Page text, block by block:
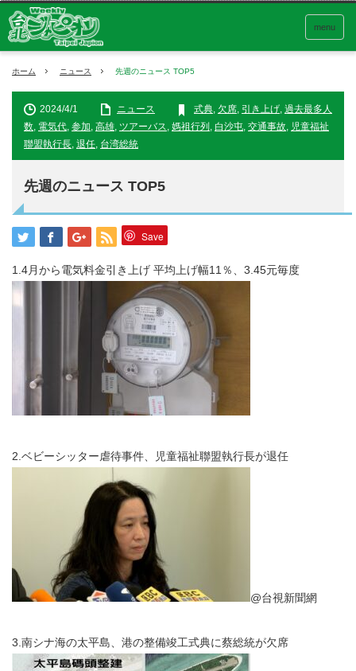
menu
ホーム ニュース 先週のニュース TOP5
2024/4/1 ニュース 式典, 欠席, 引き上げ, 過去最多人
数, 電気代, 参加, 高雄, ツアーバス, 媽祖行列 , 白沙屯, 交通事故, 児童福祉
聯盟執行長, 退任, 台湾総統
先週のニュース TOP5
Save
1.4月から電気料金引き上げ 平均上げ幅11％、3.45元毎度
2.ベビーシッター虐待事件、児童福祉聯盟執行長が退任
@台視新聞網
3.南シナ海の太平島、港の整備竣工式典に蔡総統が欠席